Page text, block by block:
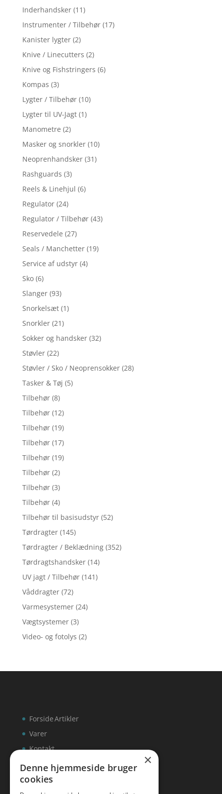
Inderhandsker (11)
Instrumenter / Tilbehør (17)
Kanister lygter (2)
Knive / Linecutters (2)
Knive og Fishstringers (6)
Kompas (3)
Lygter / Tilbehør (10)
Lygter til UV-Jagt (1)
Manometre (2)
Masker og snorkler (10)
Neoprenhandsker (31)
Rashguards (3)
Reels & Linehjul (6)
Regulator (24)
Regulator / Tilbehør (43)
Reservedele (27)
Seals / Manchetter (19)
Service af udstyr (4)
Sko (6)
Slanger (93)
Snorkelsæt (1)
Snorkler (21)
Sokker og handsker (32)
Støvler (22)
Støvler / Sko / Neoprensokker (28)
Tasker & Tøj (5)
Tilbehør (8)
Tilbehør (12)
Tilbehør (19)
Tilbehør (17)
Tilbehør (19)
Tilbehør (2)
Tilbehør (3)
Tilbehør (4)
Tilbehør til basisudstyr (52)
Tørdragter (145)
Tørdragter / Beklædning (352)
Tørdragtshandsker (14)
UV jagt / Tilbehør (141)
Våddragter (72)
Varmesystemer (24)
Vægtsystemer (3)
Video- og fotolys (2)
Forside
Varer
Kontakt
Artikler
×
Denne hjemmeside bruger
cookies